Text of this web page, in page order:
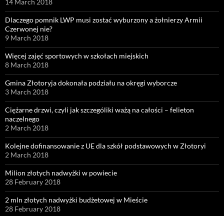
14 March 2018
Dlaczego pomnik LWP musi zostać wyburzony a żołnierzy Armii
Czerwonej nie?
9 March 2018
Więcej zajęć sportowych w szkołach miejskich
8 March 2018
Gmina Złotoryja dokonała podziału na okręgi wyborcze
3 March 2018
Ciężarne drzwi, czyli jak szczególiki ważą na całości – felieton
naczelnego
2 March 2018
Kolejne dofinansowanie z UE dla szkół podstawowych w Złotoryi
2 March 2018
Milion złotych nadwyżki w powiecie
28 February 2018
2 mln złotych nadwyżki budżetowej w Mieście
28 February 2018